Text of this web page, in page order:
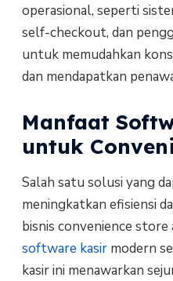
operasional, seperti
self-checkout, dan
untuk memudahkan
dan mendapatkan
Manfaat
untuk
Salah satu solusi yang
meningkatkan efisiensi
bisnis convenience store
software kasirmodern
kasir ini menawarkan